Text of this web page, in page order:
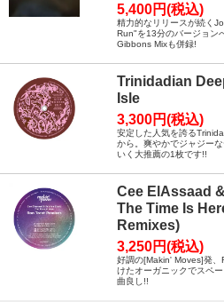
5,400円(税込)
精力的なリリースが続く
Run"を13分のバージョン
Gibbons Mixも併録!
Trinidadian
Isle
3,300円(税込)
安定した人気を誇る
から。爽やかでジャジー
いく大推薦の1枚です!!
Cee ElAssaad
The Time Is
Remixes)
3,250円(税込)
好調の[Makin' Moves]発
けたオーガニックでスペ
曲良し!!